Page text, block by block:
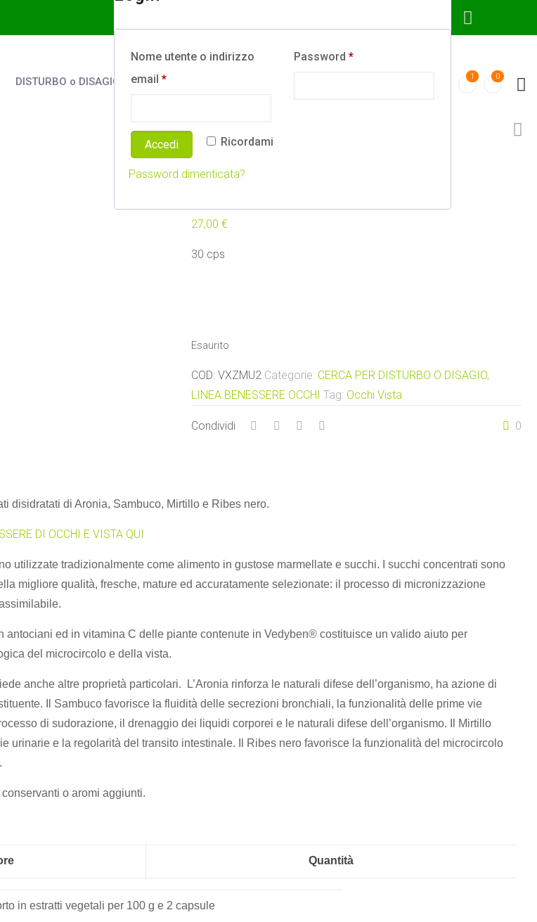
DISTURBO o DISAGIO
Nome utente o indirizzo
email *
Password*
Ricordami
Accedi
Password dimenticata?
1 0
VEDYBEN
27,00 €
30 cps
Esaurito
COD: VXZMU2 Categorie: CERCA PER DISTURBO O DISAGIO,
LINEA BENESSERE OCCHI Tag: Occhi Vista
Condividi 0
disidratati di Aronia, Sambuco, Mirtillo e Ribes nero.
DI OCCHI E VISTA QUI
utilizzate tradizionalmente come alimento in gustose marmellate e succhi. I succhi concentrati sono
migliore qualità, fresche, mature ed accuratamente selezionate: il processo di micronizzazione
antociani ed in vitamina C delle piante contenute in Vedyben® costituisce un valido aiuto per
del microcircolo e della vista.
anche altre proprietà particolari. L’Aronia rinforza le naturali difese dell’organismo, ha azione di
Il Sambuco favorisce la fluidità delle secrezioni bronchiali, la funzionalità delle prime vie
di sudorazione, il drenaggio dei liquidi corporei e le naturali difese dell’organismo. Il Mirtillo
urinarie e la regolarità del transito intestinale. Il Ribes nero favorisce la funzionalità del microcircolo
o aromi aggiunti.
Quantità
in estratti vegetali per 100 g e 2 capsule